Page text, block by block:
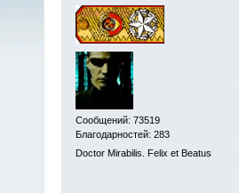
Сообщений: 73519
Благодарностей: 283
Doctor Mirabilis. Felix et Beatus